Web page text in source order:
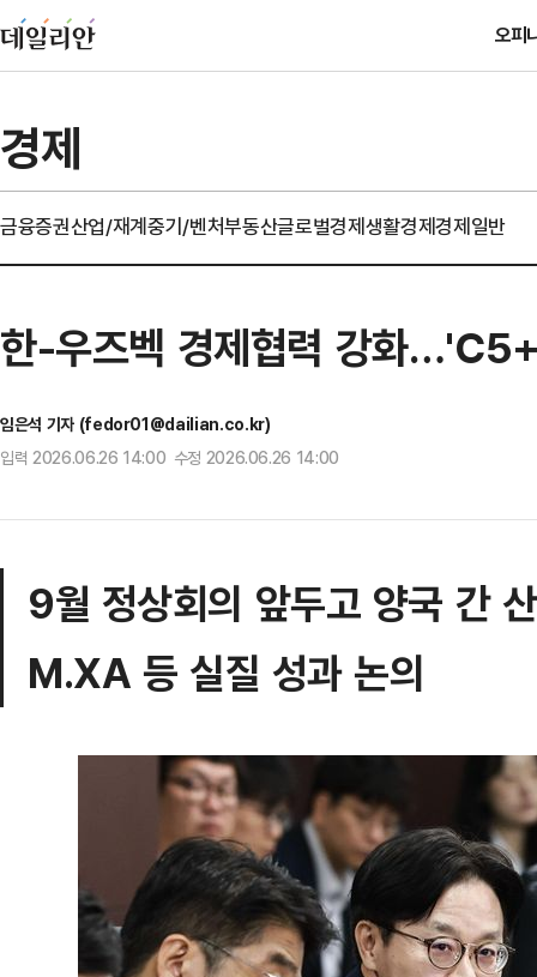
오피
경제
금융증권산업/재계중기/벤처부동산글로벌경제생활경제경제일반
한-우즈벡 경제협력 강화…'C5+
임은석 기자 (fedor01@dailian.co.kr)
입력 2026.06.26 14:00 수정 2026.06.26 14:00
9월 정상회의 앞두고 양국 간
M.XA 등 실질 성과 논의